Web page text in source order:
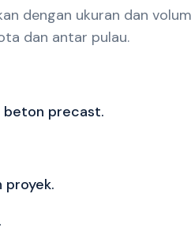
dengan ukuran dan
dan antar pulau.
beton precast.
proyek.